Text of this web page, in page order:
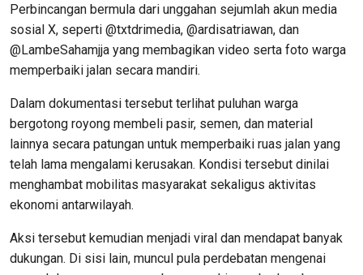
Perbincangan bermula dari unggahan sejumlah akun media
sosial X, seperti @txtdrimedia, @ardisatriawan, dan
@LambeSahamjja yang membagikan video serta foto warga
memperbaiki jalan secara mandiri.
Dalam dokumentasi tersebut terlihat puluhan warga
bergotong royong membeli pasir, semen, dan material
lainnya secara patungan untuk memperbaiki ruas jalan yang
telah lama mengalami kerusakan. Kondisi tersebut dinilai
menghambat mobilitas masyarakat sekaligus aktivitas
ekonomi antarwilayah.
Aksi tersebut kemudian menjadi viral dan mendapat banyak
dukungan. Di sisi lain, muncul pula perdebatan mengenai